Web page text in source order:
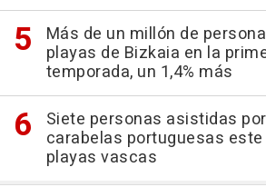
Más de un millón de
playas de Bizkaia en la
temporada, un 1,4% más
Siete personas asistidas
carabelas portuguesas
playas vascas